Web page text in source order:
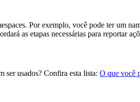
Por exemplo, você pode ter um
as etapas necessárias para reportar
ser usados? Confira esta lista: O que você